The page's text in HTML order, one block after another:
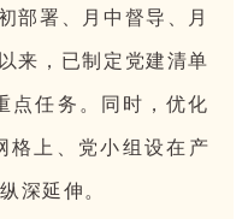
部署、月中督导、月
来，已制定党建清单
点任务。同时，优化
格上、党小组设在产
深延伸。